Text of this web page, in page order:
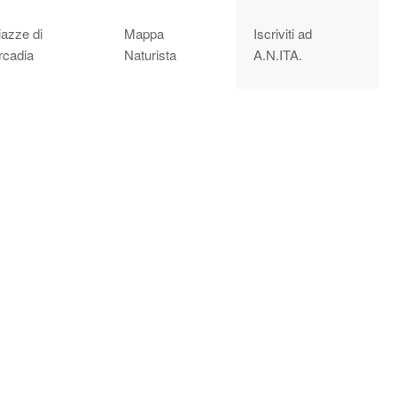
di
Mappa
Naturista
Iscriviti ad
A.N.ITA.